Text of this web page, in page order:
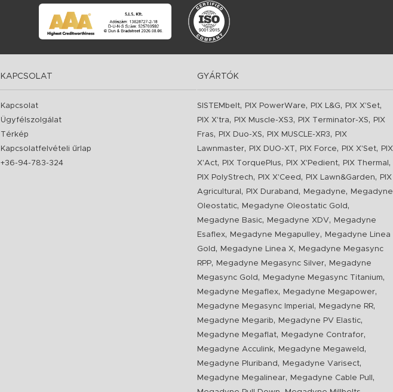
KAPCSOLAT
Kapcsolat
Ügyfélszolgálat
Térkép
Kapcsolatfelvételi űrlap
+36-94-783-324
GYÁRTÓK
SISTEMbelt, PIX PowerWare, PIX L&G, PIX X'Set,
PIX X'tra, PIX Muscle-XS3, PIX Terminator-XS,
PIX
Fras, PIX Duo-XS, PIX MUSCLE-XR3,
PIX
Lawnmaster, PIX DUO-XT , PIX Force, PIX X'Set,
PIX
X'Act, PIX TorquePlus, PIX X'Pedient, PIX Thermal ,
PIX PolyStrech, PIX X'Ceed , PIX Lawn&Garden,
PIX
Agricultural , PIX Duraband , Megadyne,
Megadyne
Oleostatic, Megadyne Oleostatic Gold ,
Megadyne Basic, Megadyne XDV,
Megadyne
Esaflex, Megadyne Megapulley,
Megadyne Linea
Gold , Megadyne Linea X,
Megadyne Megasync
RPP, Megadyne Megasync Silver,
Megadyne
Megasync Gold , Megadyne Megasync Titanium,
Megadyne Megaflex, Megadyne Megapower,
Megadyne Megasync Imperial , Megadyne RR,
Megadyne Megarib, Megadyne PV Elastic,
Megadyne Megaflat, Megadyne Contrafor,
Megadyne Acculink, Megadyne Megaweld ,
Megadyne Pluriband , Megadyne Varisect,
Megadyne Megalinear, Megadyne Cable Pull ,